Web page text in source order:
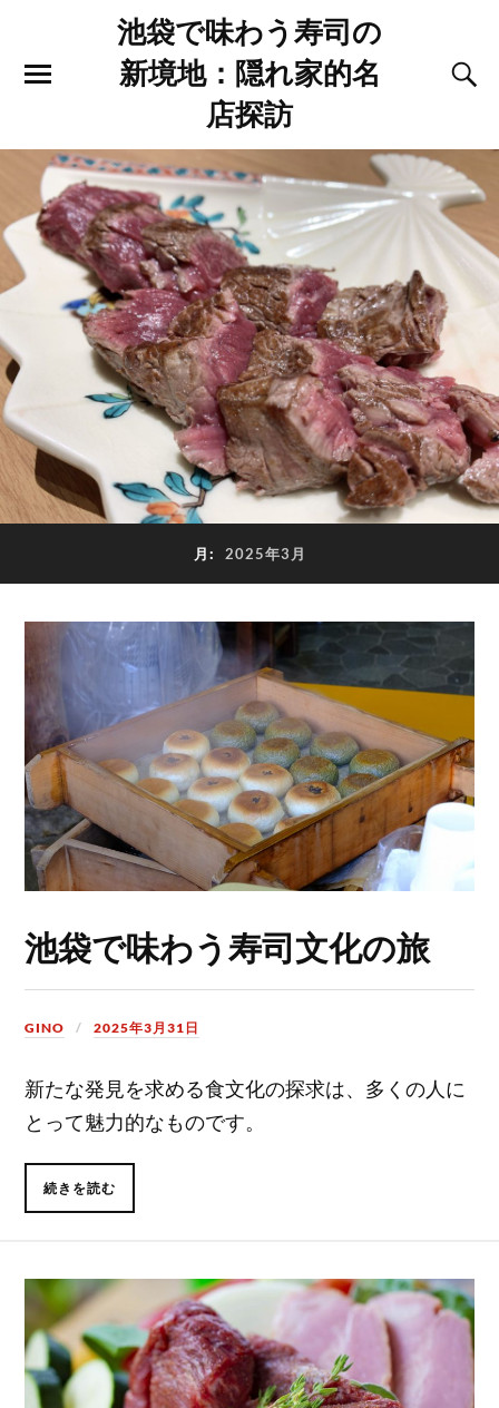
池袋で味わう寿司の
新境地：隠れ家的名
店探訪
月: 2025年3月
池袋で味わう寿司文化の旅
GINO 2025年3月31日
新たな発見を求める食文化の探求は、多くの人に
とって魅力的なものです。
続きを読む